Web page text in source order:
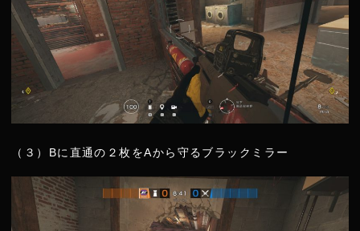
（３）Bに直通の２枚をAから守るブラックミラー